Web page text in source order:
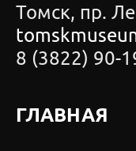
Томск, пр.
8 (3822) 90-
ГЛАВНАЯ